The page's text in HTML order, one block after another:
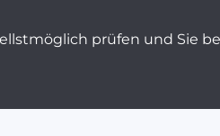
prüfen und Sie